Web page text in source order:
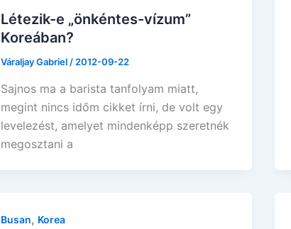
Létezik-e „önkéntes-vízum”
Koreában?
Váraljay Gabriel / 2012-09-22
Sajnos ma a barista tanfolyam miatt,
megint nincs időm cikket írni, de volt egy
levelezést, amelyet mindenképp szeretnék
megosztani a
Busan, Korea